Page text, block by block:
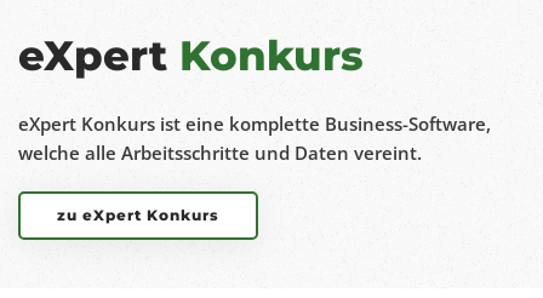
eXpert Konkurs
eXpert Konkurs ist eine komplette Business-Software,
welche alle Arbeitsschritte und Daten vereint.
zu eXpert Konkurs